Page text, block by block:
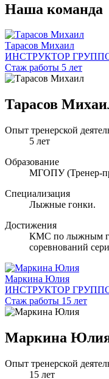
Наша команда
Тарасов Михаил
ИНСТРУКТОР
Стаж работы 5 лет
Тарасов
Опыт тренерской
5 лет
Образование
МГОПУ (Тренер-
Специализация
Лыжные гонки.
Достижения
КМС по лыжным
соревнований
Маркина Юлия
ИНСТРУКТОР
Стаж работы 15 лет
Маркина
Опыт тренерской
15 лет